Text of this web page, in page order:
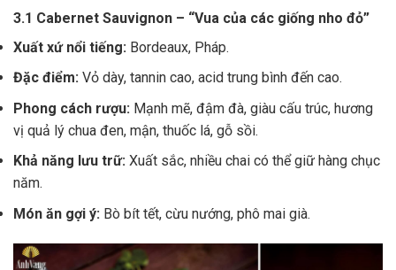
3.1 Cabernet Sauvignon – “Vua của các giống nho đỏ”
Xuất xứ nổi tiếng: Bordeaux, Pháp.
Đặc điểm: Vỏ dày, tannin cao, acid trung bình đến cao.
Phong cách rượu: Mạnh mẽ, đậm đà, giàu cấu trúc, hương
vị quả lý chua đen, mận, thuốc lá, gỗ sồi.
Khả năng lưu trữ: Xuất sắc, nhiều chai có thể giữ hàng chục
năm.
Món ăn gợi ý: Bò bít tết, cừu nướng, phô mai già.